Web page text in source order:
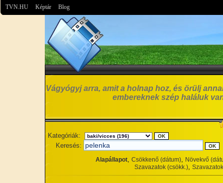
TVN.HU Képtár Blog
Vágyógyj arra, amit a holnap hoz, és örülj
embereknek szép haláluk
Kategóriák:
Keresés:
Alapállapot, Csökkenő (dátum), Növekvő
Szavazatok (csökk.),